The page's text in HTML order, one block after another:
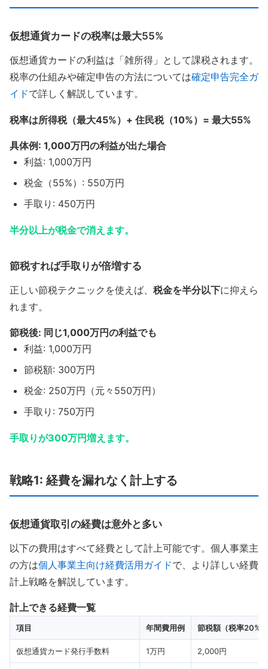
仮想通貨カードの税率は最大55%
仮想通貨カードの利益は「雑所得」として課税されます。
税率の仕組みや確定申告の方法については確定申告完全ガ
イドで詳しく解説しています。
税率は所得税（最大45%）+ 住民税（10%）= 最大55%
具体例: 1,000万円の利益が出た場合
利益: 1,000万円
税金（55%）: 550万円
手取り: 450万円
半分以上が税金で消えます。
節税すれば手取りが倍増する
正しい節税テクニックを使えば、 税金を半分以下に抑えら
れます。
節税後: 同じ1,000万円の利益でも
利益: 1,000万円
節税額: 300万円
税金: 250万円（元々550万円）
手取り: 750万円
手取りが300万円増えます。
戦略1: 経費を漏れなく計上する
仮想通貨取引の経費は意外と多い
以下の費用はすべて経費として計上可能です。個人事業主
の方は個人事業主向け経費活用ガイドで、より詳しい経費
計上戦略を解説しています。
計上できる経費一覧
項目 年間費用例 節税額（税率20%）
仮想通貨カード発行手数料 1万円 2,000円